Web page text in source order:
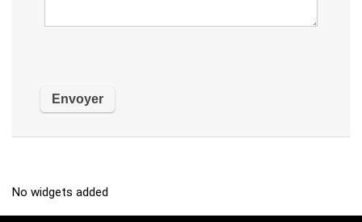
No widgets added